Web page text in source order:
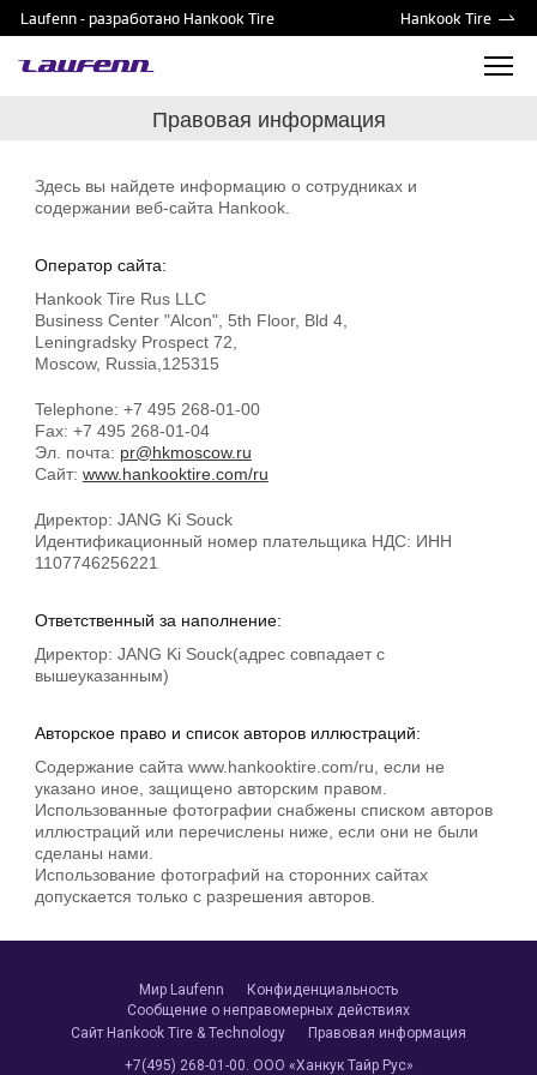
Laufenn - разработано Hankook Tire Hankook Tire
Правовая информация
Здесь вы найдете информацию о сотрудниках и
содержании веб-сайта Hankook.
Оператор сайта:
Hankook Tire Rus LLC
Business Center "Alcon", 5th Floor, Bld 4,
Leningradsky Prospect 72,
Moscow, Russia,125315
Telephone: +7 495 268-01-00
Fax: +7 495 268-01-04
Эл. почта: pr@hkmoscow.ru
Сайт: www.hankooktire.com/ru
Директор: JANG Ki Souck
Идентификационный номер плательщика НДС: ИНН
1107746256221
Ответственный за наполнение:
Директор: JANG Ki Souck(адрес совпадает с
вышеуказанным)
Авторское право и список авторов иллюстраций:
Содержание сайта www.hankooktire.com/ru, если не
указано иное, защищено авторским правом.
Использованные фотографии снабжены списком авторов
иллюстраций или перечислены ниже, если они не были
сделаны нами.
Использование фотографий на сторонних сайтах
допускается только с разрешения авторов.
Мир Laufenn
Конфиденциальность
Сообщение о неправомерных действиях
Сайт Hankook Tire & Technology
Правовая информация
+7(495) 268-01-00. ООО «Ханкук Тайр Рус»